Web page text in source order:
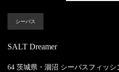
シーバス
SALT Dreamer
64 茨城県・涸沼 シーバスフィッシ